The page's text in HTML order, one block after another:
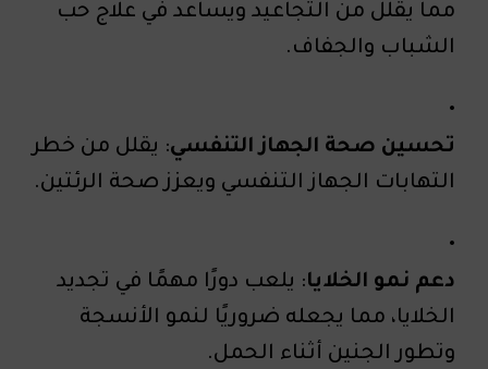
مما يقلل من التجاعيد ويساعد في علاج حب
الشباب والجفاف.
تحسين صحة الجهاز التنفسي: يقلل من خطر
التهابات الجهاز التنفسي ويعزز صحة الرئتين.
دعم نمو الخلايا: يلعب دورًا مهمًا في تجديد
الخلايا، مما يجعله ضروريًا لنمو الأنسجة
وتطور الجنين أثناء الحمل.